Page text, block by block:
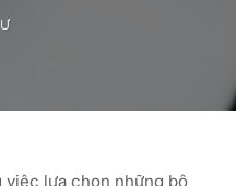
việc lựa chọn những bộ